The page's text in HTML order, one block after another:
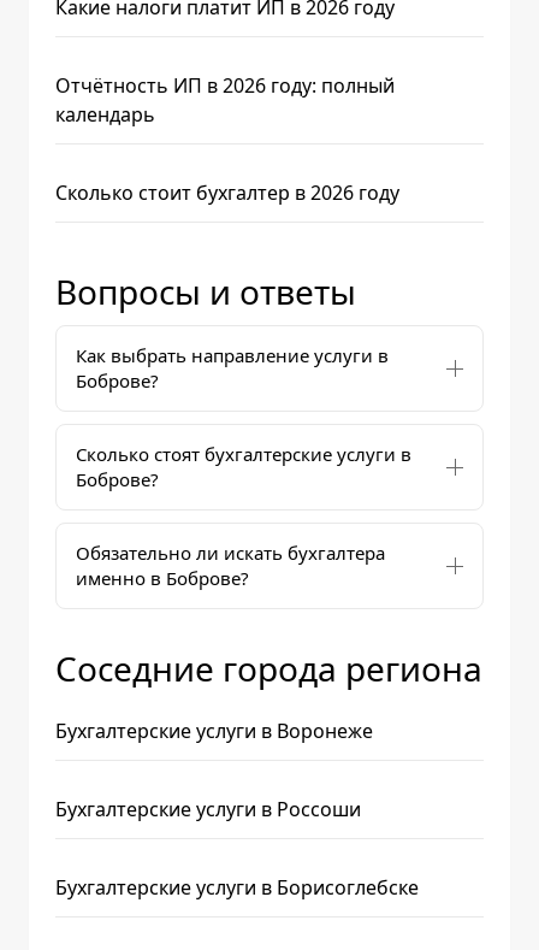
Какие налоги платит ИП в 2026 году
Отчётность ИП в 2026 году: полный
календарь
Сколько стоит бухгалтер в 2026 году
Вопросы и ответы
Как выбрать направление услуги в
Боброве?
Сколько стоят бухгалтерские услуги в
Боброве?
Обязательно ли искать бухгалтера
именно в Боброве?
Соседние города региона
Бухгалтерские услуги в Воронеже
Бухгалтерские услуги в Россоши
Бухгалтерские услуги в Борисоглебске